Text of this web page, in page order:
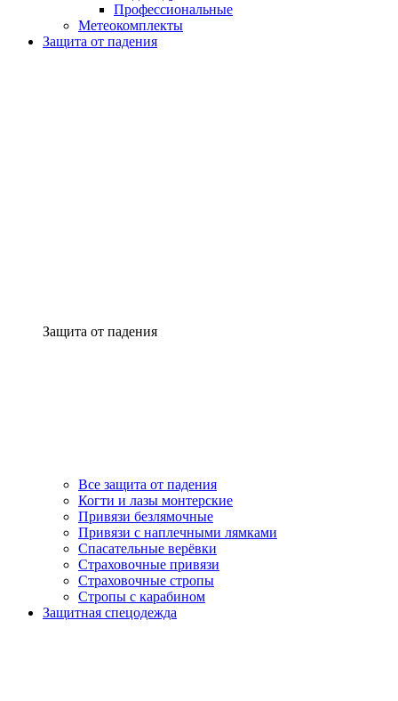
Профессиональные
Метеокомплекты
Защита от падения
Защита от падения
Все защита от падения
Когти и лазы монтерские
Привязи безлямочные
Привязи с наплечными лямками
Спасательные верёвки
Страховочные привязи
Страховочные стропы
Стропы с карабином
Защитная спецодежда